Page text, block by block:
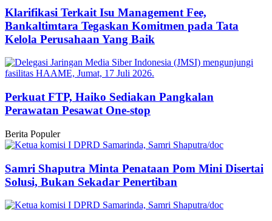
Klarifikasi Terkait Isu Management Fee,
Bankaltimtara Tegaskan Komitmen pada Tata
Kelola Perusahaan Yang Baik
Perkuat FTP, Haiko Sediakan Pangkalan
Perawatan Pesawat One-stop
Berita Populer
Samri Shaputra Minta Penataan Pom Mini Disertai
Solusi, Bukan Sekadar Penertiban